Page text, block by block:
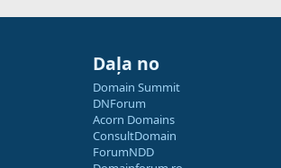
Daļa no
Domain Summit
DNForum
Acorn Domains
ConsultDomain
ForumNDD